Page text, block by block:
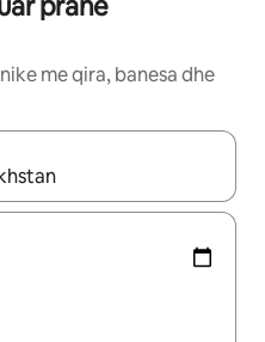
me qira, banesa dhe
lëviz me butonat e